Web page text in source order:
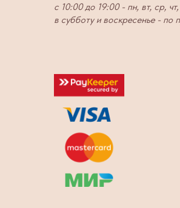
с 10:00 до 19:00 - пн, вт, ср,
в субботу и воскресенье - по